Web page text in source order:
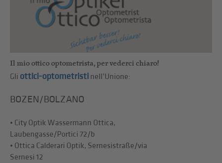
Il mio ottico optometrista, per vederci chiaro!
Gli ottici-optometristi nell’Unione:
BOZEN/BOLZANO
• City Optik Wassermann Ottica,
Laubengasse/Portici 72/b
• Ottica Calderari Optik, Sernesistraße/via
Sernesi 12